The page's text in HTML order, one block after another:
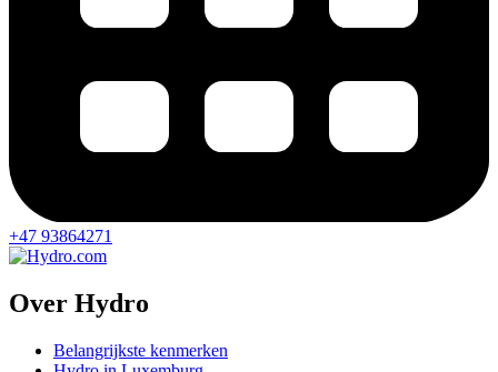
+47 93864271
Over Hydro
Belangrijkste kenmerken